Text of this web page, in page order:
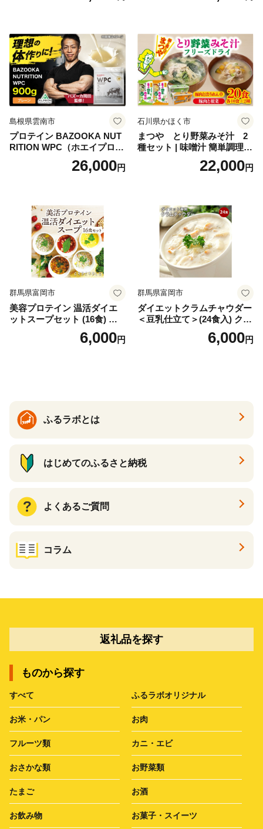
ち 本格おせち おせち予約 年
末 年始 お取り寄せ 新春 贅沢
おせち こだわりおせち 惣菜
老舗おせち ふるさと納税お
せち 御節 お節料理 正月 調理
不要 おせち料理2027
島根県雲南市
プロテイン BAZOOKA NUT
RITION WPC（ホエイプロテ
イン）＜プレーン＞ 900g｜
バズーカ岡田監修・植物由来
ロン [AIEN005]
26,000円
石川県かほく市
まつや とり野菜みそ汁 2
種セット | 味噌汁 簡単調理
お味噌 おみそ みそ とり野菜
時短料理 時短ごはん ご当地
22,000円
群馬県富岡市
美容プロテイン 温活ダイエ
ットスープセット (16食) 小
分け スープ 食べ比べ セット
詰合せ クラムチャウダー チ
6,000円
群馬県富岡市
ダイエットクラムチャウダー
＜豆乳仕立て＞(24食入) クラ
ムチャウダー 豆乳 ダイエッ
ト スープ プロテイン たんぱ
6,000円
ふるラボとは
はじめてのふるさと納税
よくあるご質問
コラム
返礼品を探す
ものから探す
すべて ふるラボオリジナル
お米・パン お肉
フルーツ類 カニ・エビ
おさかな類 お野菜類
たまご お酒
お飲み物 お菓子・スイーツ